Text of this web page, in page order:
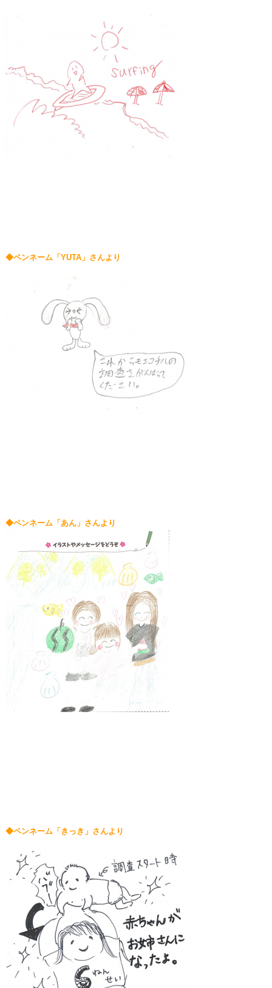
◆ペンネーム「YUTA」さんより
◆ペンネーム「あん」さんより
◆ペンネーム「きっき」さんより